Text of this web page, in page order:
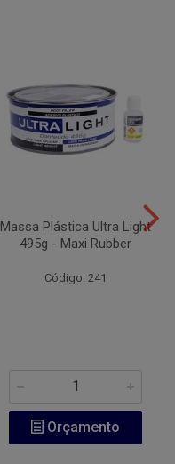
Massa Plástica Ultra Light
495g - Maxi Rubber
Código: 241
Orçamento